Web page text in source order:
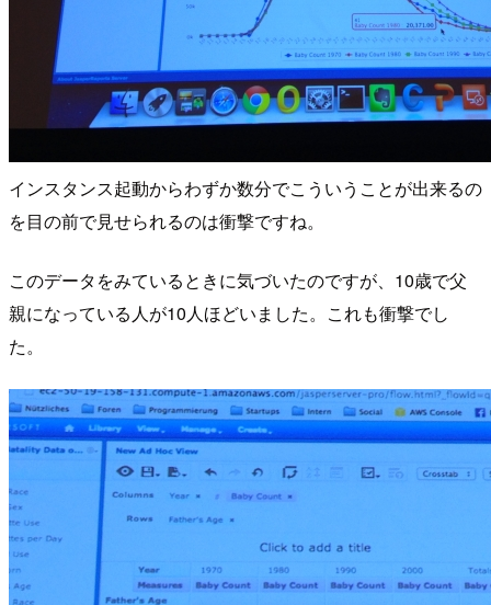
インスタンス起動からわずか数分でこういうことが出来るの
を目の前で見せられるのは衝撃ですね。
このデータをみているときに気づいたのですが、10歳で父
親になっている人が10人ほどいました。これも衝撃でし
た。